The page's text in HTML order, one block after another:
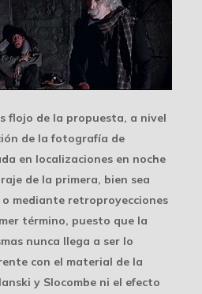
flojo de la propuesta, a nivel
de la fotografía de
en localizaciones en noche
de la primera, bien sea
mediante retroproyecciones
término, puesto que la
nunca llega a ser lo
con el material de la
y Slocombe ni el efecto